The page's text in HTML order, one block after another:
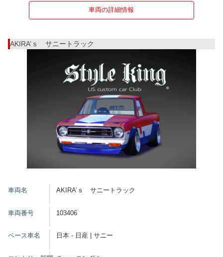
車両の詳細情報
AKIRA’ｓ サニートラック
車両名 AKIRA’ｓ サニートラック
車両番号 103406
ベース車名 日本 - 日産 | サニー